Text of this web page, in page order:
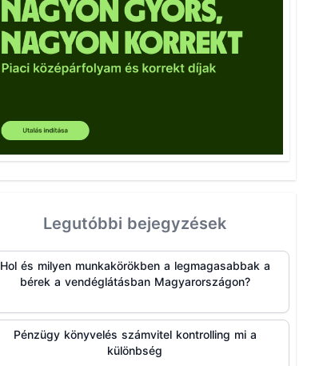
Legutóbbi bejegyzések
Hol és milyen munkakörökben a legmagasabbak a
bérek a vendéglátásban Magyarországon?
Pénzügy könyvelés számvitel kontrolling mi a
különbség